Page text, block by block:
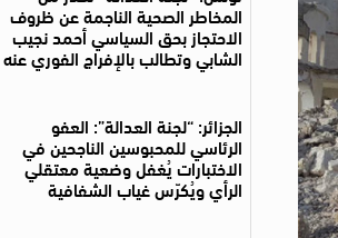
المخاطر الصحية الناجمة عن ظروف
الاحتجاز بحق السياسي أحمد نجيب
الشابي وتطالب بالإفراج الفوري عنه
الجزائر: “لجنة العدالة”: العفو
الرئاسي للمحبوسين الناجحين في
الاختبارات يُغفل وضعية معتقلي
الرأي ويُكرّس غياب الشفافية